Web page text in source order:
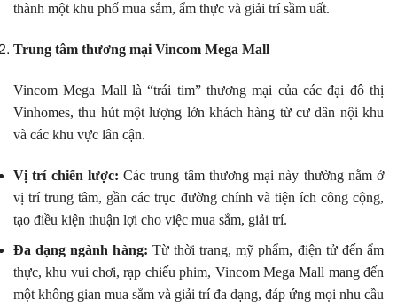
thành một khu phố mua sắm, ẩm thực và giải trí sầm uất.
Trung tâm thương mại Vincom Mega Mall
Vincom Mega Mall là “trái tim” thương mại của các đại đô thị
Vinhomes, thu hút một lượng lớn khách hàng từ cư dân nội khu
và các khu vực lân cận.
Vị trí chiến lược: Các trung tâm thương mại này thường nằm ở
vị trí trung tâm, gần các trục đường chính và tiện ích công cộng,
tạo điều kiện thuận lợi cho việc mua sắm, giải trí.
Đa dạng ngành hàng: Từ thời trang, mỹ phẩm, điện tử đến ẩm
thực, khu vui chơi, rạp chiếu phim, Vincom Mega Mall mang đến
một không gian mua sắm và giải trí đa dạng, đáp ứng mọi nhu cầu